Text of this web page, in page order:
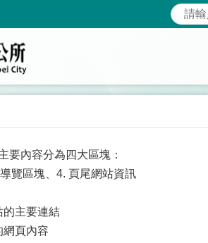
要內容分為四大區塊：
覽區塊、4. 頁尾網站資訊
的主要連結
網頁內容